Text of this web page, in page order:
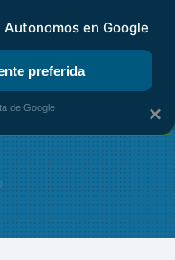
DIGITAL RENTA
×
en Google
preferida
de Google